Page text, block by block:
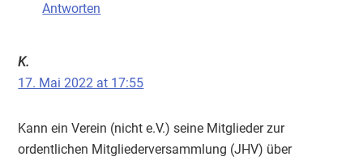
Antworten
K.
17. Mai 2022 at 17:55
Kann ein Verein (nicht e.V.) seine Mitglieder zur
ordentlichen Mitgliederversammlung (JHV) über